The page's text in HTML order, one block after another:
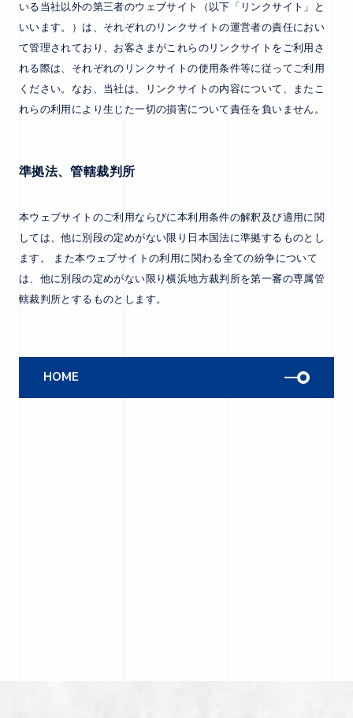
いる当社以外の第三者のウェブサイト（以下「リンクサイト」と
いいます。）は、それぞれのリンクサイトの運営者の責任におい
て管理されており、お客さまがこれらのリンクサイトをご利用さ
れる際は、それぞれのリンクサイトの使用条件等に従ってご利用
ください。なお、当社は、リンクサイトの内容について、またこ
れらの利用により生じた一切の損害について責任を負いません。
準拠法、管轄裁判所
本ウェブサイトのご利用ならびに本利用条件の解釈及び適用に関
しては、他に別段の定めがない限り日本国法に準拠するものとし
ます。 また本ウェブサイトの利用に関わる全ての紛争について
は、他に別段の定めがない限り横浜地方裁判所を第一審の専属管
轄裁判所とするものとします。
HOME